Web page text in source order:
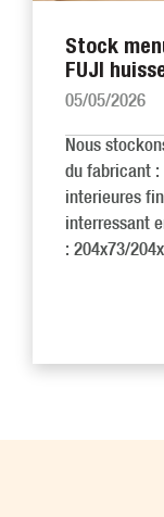
Stock
FUJI
05/05/2026
Nous
du fabricant :
interieures
interressant
: 204x73/